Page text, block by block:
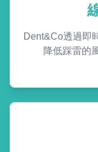
Dent&Co透過即
降低踩雷的